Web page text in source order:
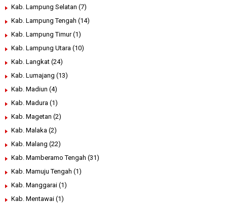
Kab. Lampung Selatan (7)
Kab. Lampung Tengah (14)
Kab. Lampung Timur (1)
Kab. Lampung Utara (10)
Kab. Langkat (24)
Kab. Lumajang (13)
Kab. Madiun (4)
Kab. Madura (1)
Kab. Magetan (2)
Kab. Malaka (2)
Kab. Malang (22)
Kab. Mamberamo Tengah (31)
Kab. Mamuju Tengah (1)
Kab. Manggarai (1)
Kab. Mentawai (1)